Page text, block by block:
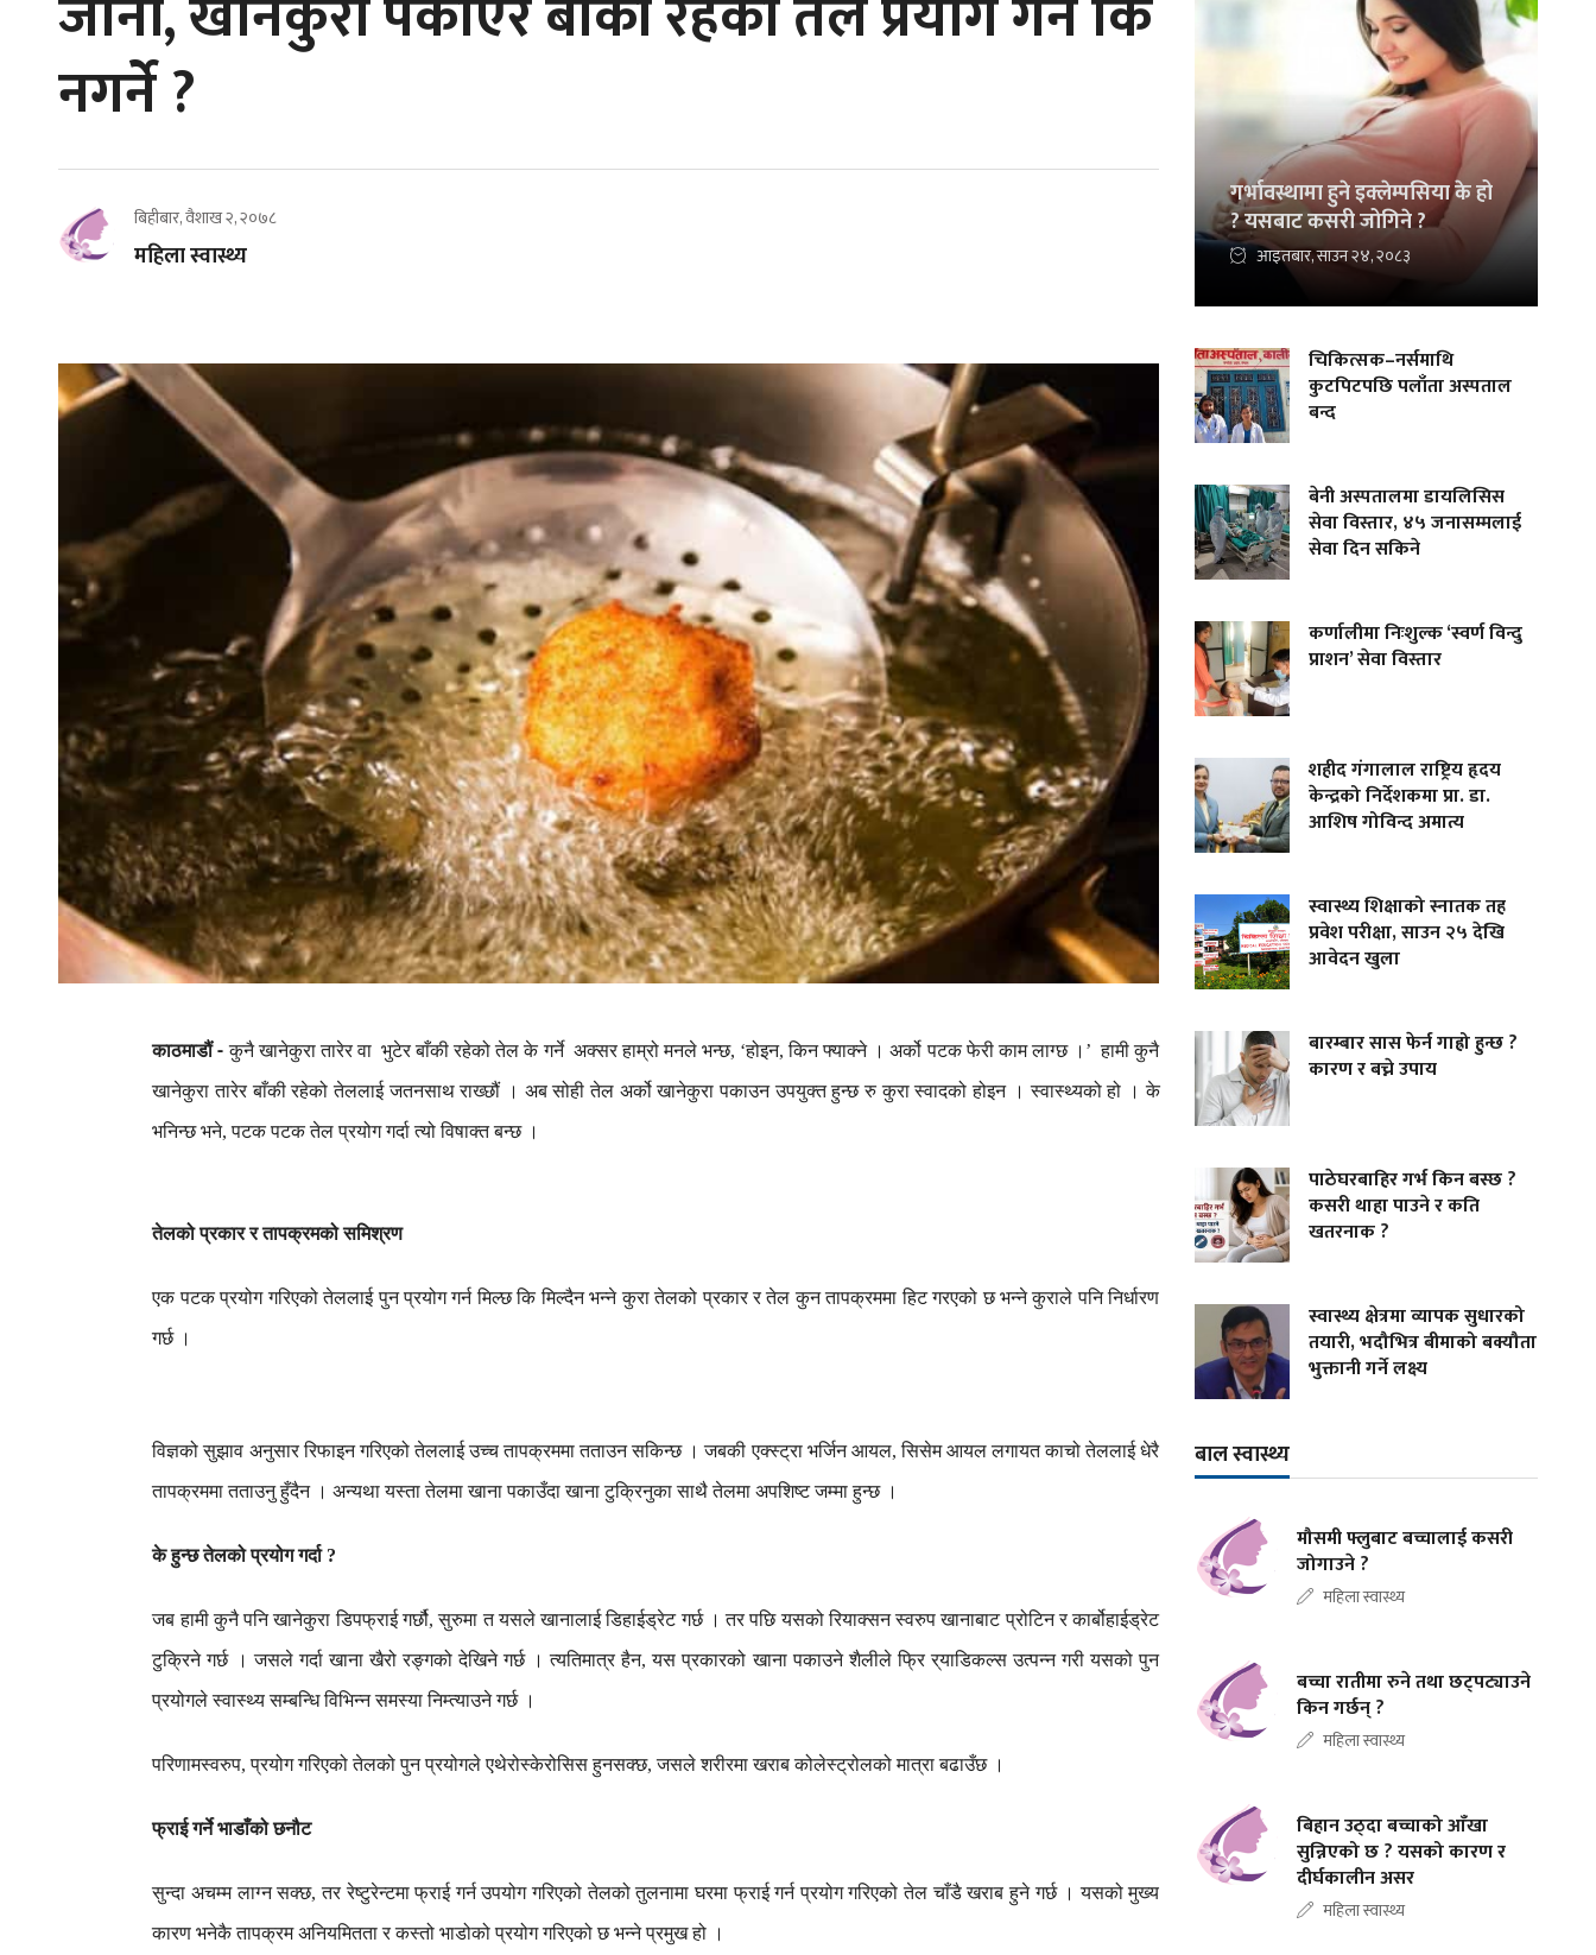
जानौं, खानेकुरा पकाएर बाँकी रहेको तेल प्रयोग गर्ने कि
नगर्ने ?
बिहीबार, वैशाख २, २०७८
महिला स्वास्थ्य
काठमाडौं- कुनैखानेकुरातारेरवा भुटेरबाँकीरहेकोतेल केगर्ने अक्सरहाम्रोमनलेभन्छ, ‘होइन,किनफ्याक्ने । अर्को पटकफेरीकामलाग्छ । ’हामीकुनै
खानेकुरा तारेर बाँकी रहेको तेललाई जतनसाथ राख्छौं । अब सोही तेल अर्को खानेकुरा पकाउन उपयुक्त हुन्छ रु कुरा स्वादको होइन । स्वास्थ्यको हो । के
भनिन्छभने,पटकपटकतेलप्रयोगगर्दात्योविषाक्तबन्छ ।
तेलकोप्रकाररतापक्रमकोसमिश्रण
एक पटक प्रयोग गरिएको तेललाई पुन प्रयोग गर्न मिल्छ कि मिल्दैन भन्ने कुरा तेलको प्रकार र तेल कुन तापक्रममा हिट गरएको छ भन्ने कुराले पनि निर्धारण
गर्छ ।
विज्ञको सुझाव अनुसाररिफाइनगरिएकोतेललाईउच्चतापक्रममातताउनसकिन्छ । जबकी एक्स्ट्रा भर्जिनआयल,सिसेमआयललगायतकाचोतेललाईधेरै
तापक्रममातताउनुहुँदैन । अन्यथायस्तातेलमाखानापकाउँदाखानाटुक्रिनुकासाथैतेलमाअपशिष्टजम्माहुन्छ ।
केहुन्छतेलकोप्रयोगगर्दा?
जब हामीकुनैपनिखानेकुरा डिपफ्राईगर्छौ,सुरुमा तयसलेखानालाईडिहाईड्रेटगर्छ । तरपछियसकोरियाक्सनस्वरुप खानाबाटप्रोटिनरकार्बोहाईड्रेट
टुक्रिने गर्छ । जसले गर्दा खाना खैरो रङ्गको देखिने गर्छ । त्यतिमात्र हैन,यस प्रकारको खाना पकाउने शैलीले फ्रि र्याडिकल्स उत्पन्न गरी यसको पुन
प्रयोगलेस्वास्थ्यसम्बन्धिविभिन्नसमस्यानिम्त्याउनेगर्छ ।
परिणामस्वरुप,प्रयोगगरिएकोतेलकोपुनप्रयोगलेएथेरोस्केरोसिसहुनसक्छ,जसलेशरीरमाखराबकोलेस्ट्रोलकोमात्राबढाउँछ ।
फ्राईगर्नेभाडाँकोछनौट
सुन्दा अचम्म लाग्न सक्छ,तर रेष्टुरेन्टमा फ्राई गर्न उपयोग गरिएको तेलको तुलनामा घरमा फ्राई गर्न प्रयोग गरिएको तेल चाँडै खराब हुने गर्छ । यसको मुख्य
कारणभनेकैतापक्रमअनियमिततारकस्तोभाडोकोप्रयोगगरिएकोछभन्नेप्रमुखहो ।
गर्भावस्थामा हुने इक्लेम्पसिया के हो
? यसबाट कसरी जोगिने ?
आइतबार, साउन २४, २०८३
चिकित्सक–नर्समाथि
कुटपिटपछि पलाँता अस्पताल
बन्द
बेनी अस्पतालमा डायलिसिस
सेवा विस्तार, ४५ जनासम्मलाई
सेवा दिन सकिने
कर्णालीमा निःशुल्क ‘स्वर्ण विन्दु
प्राशन’ सेवा विस्तार
शहीद गंगालाल राष्ट्रिय हृदय
केन्द्रको निर्देशकमा प्रा. डा.
आशिष गोविन्द अमात्य
स्वास्थ्य शिक्षाको स्नातक तह
प्रवेश परीक्षा, साउन २५ देखि
आवेदन खुला
बारम्बार सास फेर्न गाह्रो हुन्छ ?
कारण र बच्ने उपाय
पाठेघरबाहिर गर्भ किन बस्छ ?
कसरी थाहा पाउने र कति
खतरनाक ?
स्वास्थ्य क्षेत्रमा व्यापक सुधारको
तयारी, भदौभित्र बीमाको बक्यौता
भुक्तानी गर्ने लक्ष्य
बाल स्वास्थ्य
मौसमी फ्लुबाट बच्चालाई कसरी
जोगाउने ?
महिला स्वास्थ्य
बच्चा रातीमा रुने तथा छट्पट्याउने
किन गर्छन् ?
महिला स्वास्थ्य
बिहान उठ्दा बच्चाको आँखा
सुन्निएको छ ? यसको कारण र
दीर्घकालीन असर
महिला स्वास्थ्य